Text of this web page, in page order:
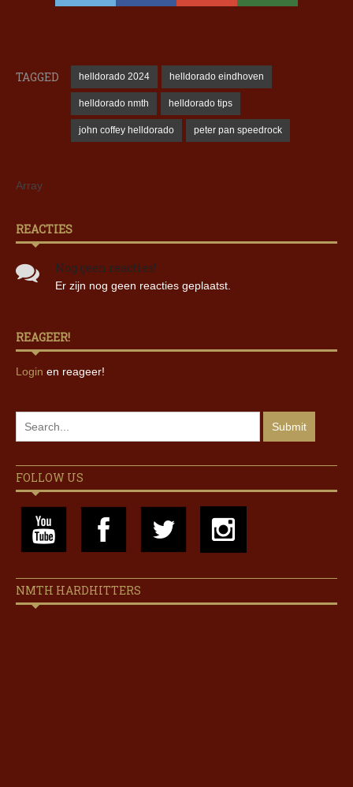
TAGGED helldorado 2024 helldorado eindhoven
helldorado nmth helldorado tips
john coffey helldorado peter pan speedrock
Array
REACTIES
Nog geen reacties!
Er zijn nog geen reacties geplaatst.
REAGEER!
Login en reageer!
FOLLOW US
NMTH HARDHITTERS